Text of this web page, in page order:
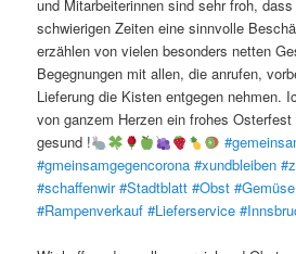
und Mitarbeiterinnen sind sehr froh,
schwierigen Zeiten eine sinnvolle
erzählen von vielen besonders netten
Begegnungen mit allen, die anrufen,
Lieferung die Kisten entgegen nehmen.
von ganzem Herzen ein frohes
gesund !
#gmeinsamgegencorona #xundbleiben
#schaffenwir #Stadtblatt #Obst #Gemüse
#Rampenverkauf #Lieferservice